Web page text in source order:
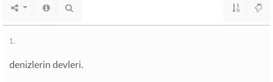
1.
denizlerin devleri.